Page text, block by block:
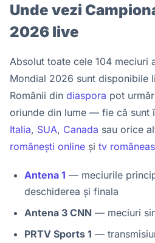
Unde vezi
2026 live
Absolut toate cele 104 meciuri
Mondial 2026 sunt disponibile
Românii din diaspora pot
oriunde din lume — fie că sunt
Italia, SUA, Canada sau orice
românești online și tv
Antena 1 — meciurile
deschiderea și finala
Antena 3 CNN — meciuri
PRTV Sports 1 —